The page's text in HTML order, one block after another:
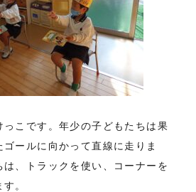
こです。年少の子どもたちは果
ールに向かって直線に走りま
、トラックを使い、コーナーを
。